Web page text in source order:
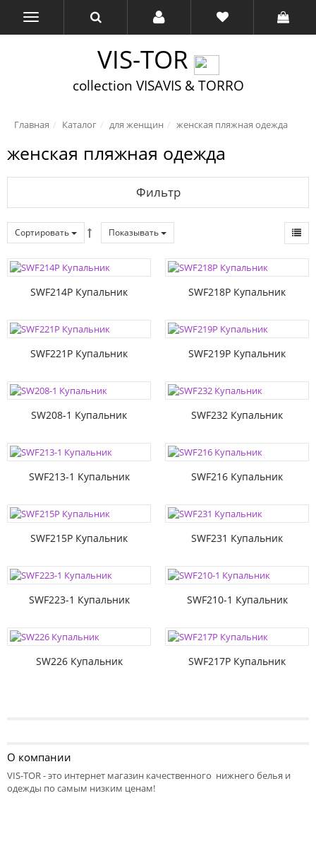
VIS-TOR
collection VISAVIS & TORRO
Главная Каталог для женщин женская пляжная одежда
женская пляжная одежда
Фильтр
Сортировать Показывать
SWF214P Купальник SWF218P Купальник
SWF221P Купальник SWF219P Купальник
SW208-1 Купальник SWF232 Купальник
SWF213-1 Купальник SWF216 Купальник
SWF215P Купальник SWF231 Купальник
SWF223-1 Купальник SWF210-1 Купальник
SW226 Купальник SWF217P Купальник
О компании
VIS-TOR - это интернет магазин качественного нижнего белья и
одежды по самым низким ценам!